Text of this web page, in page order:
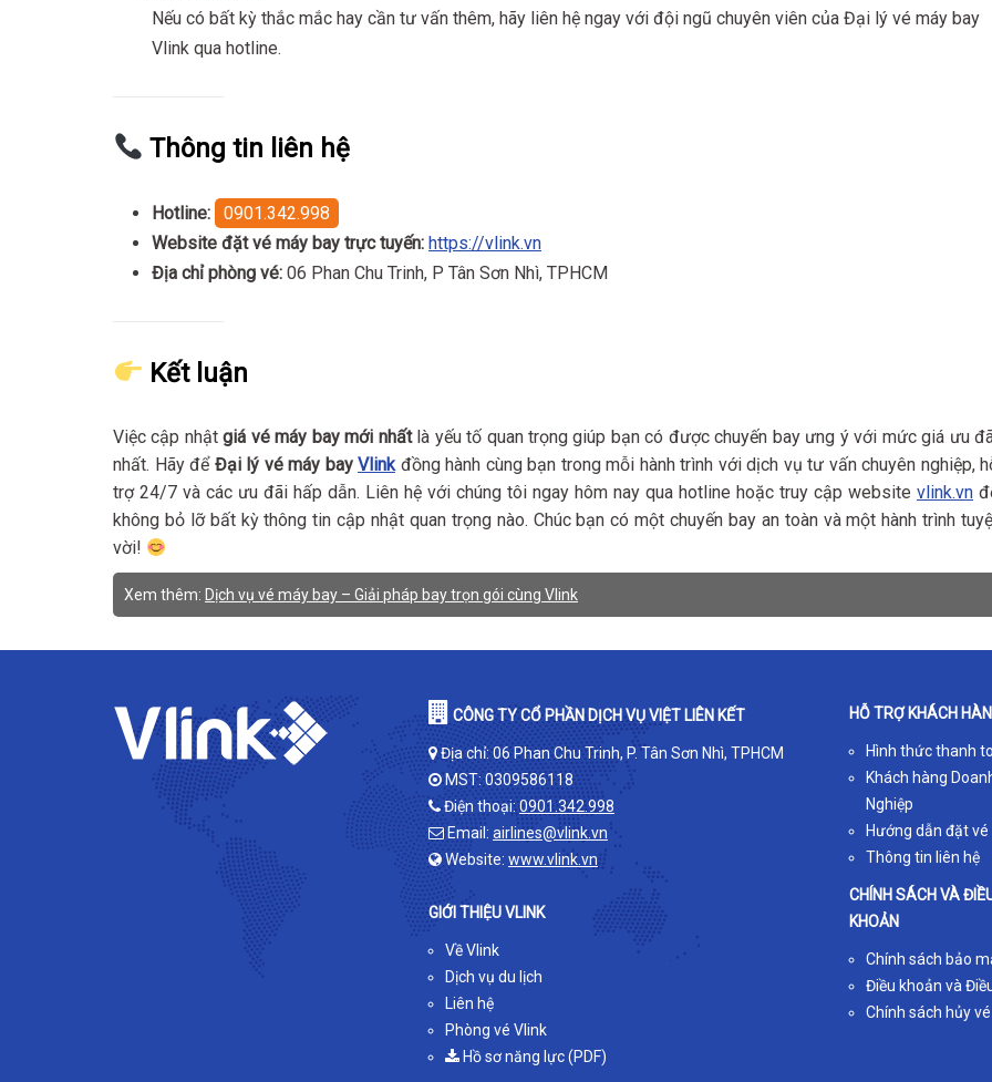
Nếu có bất kỳ thắc mắc hay cần tư vấn thêm, hãy liên hệ ngay với đội ngũ chuyên viên của Đại lý vé máy bay
Vlink qua hotline.
Thông tin liên hệ
Hotline:
0901.342.998
Website đặt vé máy bay trực tuyến: https://vlink.vn
Địa chỉ phòng vé: 06 Phan Chu Trinh, P Tân Sơn Nhì, TPHCM
Kết luận
Việc cập nhậtgiá vé máy bay mới nhấtlà yếu tố quan trọng giúp bạn có được chuyến bay ưng ý với mức giá ưu
nhất. Hãy để Đại lý vé máy bay Vlinkđồng hành cùng bạn trong mỗi hành trình với dịch vụ tư vấn chuyên nghiệp,
trợ 24/7 và các ưu đãi hấp dẫn. Liên hệ với chúng tôi ngay hôm nay qua hotline hoặc truy cập website vlink.vn
không bỏ lỡ bất kỳ thông tin cập nhật quan trọng nào. Chúc bạn có một chuyến bay an toàn và một hành trình
vời!
Xem thêm: Dịch vụ vé máy bay – Giải pháp bay trọn gói cùng Vlink
CÔNG TY CỔ PHẦN DỊCH VỤ VIỆT LIÊN KẾT
Địa chỉ: 06 Phan Chu Trinh, P. Tân Sơn Nhì, TPHCM
MST: 0309586118
Điện thoại: 0901.342.998
Email: airlines@vlink.vn
Website: www.vlink.vn
GIỚI THIỆU VLINK
Về Vlink
Dịch vụ du lịch
Liên hệ
Phòng vé Vlink
Hồ sơ năng lực (PDF)
HỖ TRỢ KHÁCH
Hình thức thanh
Khách hàng
Nghiệp
Hướng dẫn đặt vé
Thông tin liên hệ
CHÍNH SÁCH VÀ
KHOẢN
Chính sách bảo
Điều khoản và
Chính sách hủy vé